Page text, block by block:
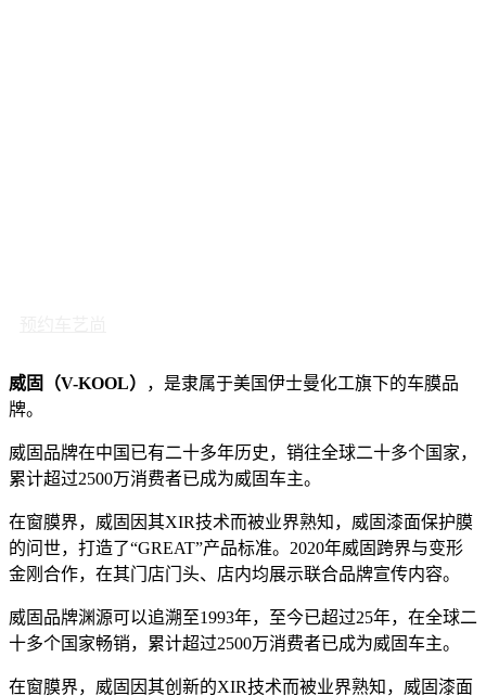
威固（V-KOOL）
，是隶属于美国伊士曼化工旗下的车膜品
牌。
威固品牌在中国已有二十多年历史，销往全球二十多个国家，
累计超过2500万消费者已成为威固车主。
在窗膜界，威固因其XIR技术而被业界熟知，威固漆面保护膜
的问世，打造了“GREAT”产品标准。2020年威固跨界与变形
金刚合作，在其门店门头、店内均展示联合品牌宣传内容。
威固品牌渊源可以追溯至1993年，至今已超过25年，在全球二
十多个国家畅销，累计超过2500万消费者已成为威固车主。
在窗膜界，威固因其创新的XIR技术而被业界熟知，威固漆面